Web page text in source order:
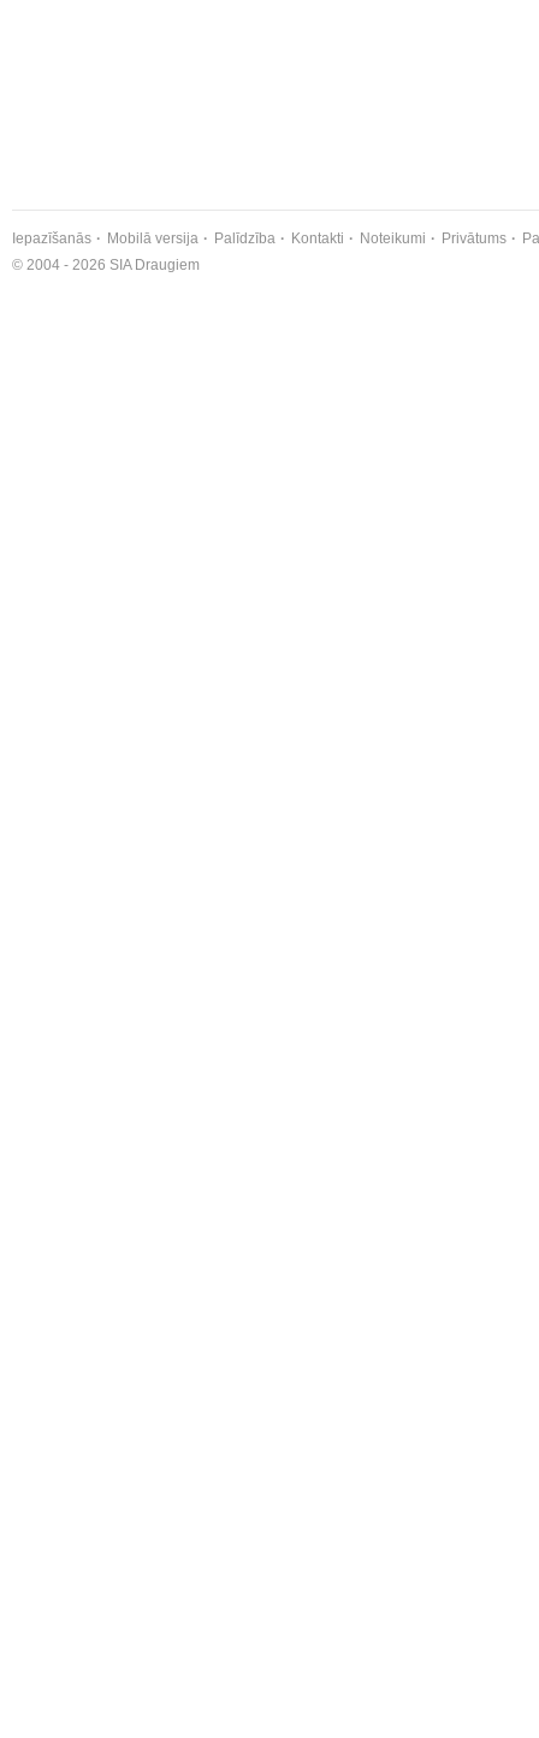
Iepazīšanās Mobilā versija Palīdzība Kontakti Noteikumi Privātums
© 2004 - 2026 SIA Draugiem